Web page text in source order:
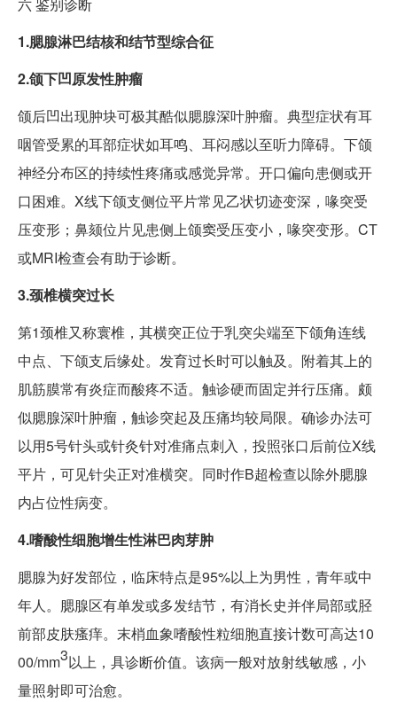
六鉴别诊断
1.腮腺淋巴结核和结节型综合征
2.颌下凹原发性肿瘤
颌后凹出现肿块可极其酷似腮腺深叶肿瘤。典型症状有耳
咽管受累的耳部症状如耳鸣、耳闷感以至听力障碍。下颌
神经分布区的持续性疼痛或感觉异常。开口偏向患侧或开
口困难。X线下颌支侧位平片常见乙状切迹变深，喙突受
压变形；鼻颏位片见患侧上颌窦受压变小，喙突变形。CT
或MRI检查会有助于诊断。
3.颈椎横突过长
第1颈椎又称寰椎，其横突正位于乳突尖端至下颌角连线
中点、下颌支后缘处。发育过长时可以触及。附着其上的
肌筋膜常有炎症而酸疼不适。触诊硬而固定并行压痛。颇
似腮腺深叶肿瘤，触诊突起及压痛均较局限。确诊办法可
以用5号针头或针灸针对准痛点刺入，投照张口后前位X线
平片，可见针尖正对准横突。同时作B超检查以除外腮腺
内占位性病变。
4.嗜酸性细胞增生性淋巴肉芽肿
腮腺为好发部位，临床特点是95%以上为男性，青年或中
年人。腮腺区有单发或多发结节，有消长史并伴局部或胫
前部皮肤瘙痒。末梢血象嗜酸性粒细胞直接计数可高达10
00/mm3以上，具诊断价值。该病一般对放射线敏感，小
量照射即可治愈。